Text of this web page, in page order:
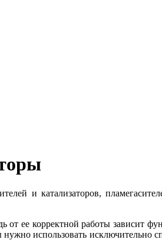
и катализаторов,
от ее корректной работы зависит
использовать исключительно